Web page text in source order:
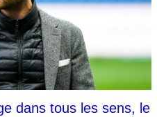
dans tous les sens, le